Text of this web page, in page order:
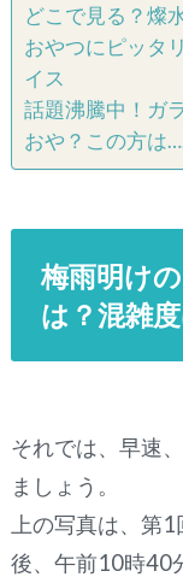
どこで見る？燦
おやつにピッタ
イス
話題沸騰中！ガ
おや？この方は
梅雨明け
は？混雑
それでは、早速
ましょう。
上の写真は、第
後、午前10時40